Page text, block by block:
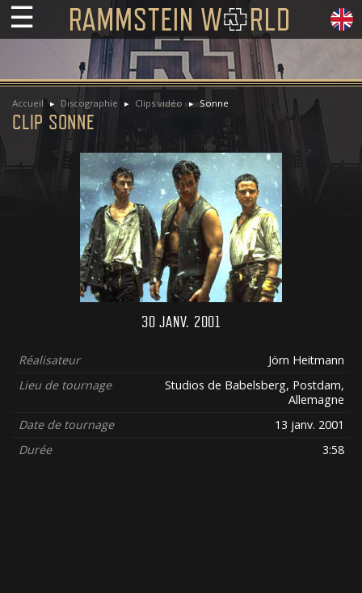
☰
Accueil Discographie Clips vidéo Sonne
CLIP SONNE
30 JANV. 2001
Réalisateur
Jörn Heitmann
Lieu de tournage
Studios de Babelsberg, Postdam,
Allemagne
Date de tournage
13 janv. 2001
Durée
3:58